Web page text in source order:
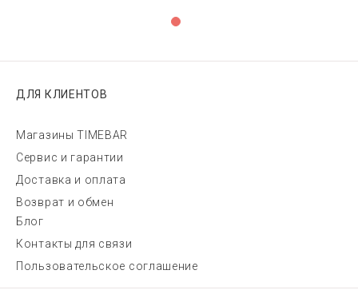
ДЛЯ КЛИЕНТОВ
Магазины TIMEBAR
Сервис и гарантии
Доставка и оплата
Возврат и обмен
Блог
Контакты для связи
Пользовательское соглашение